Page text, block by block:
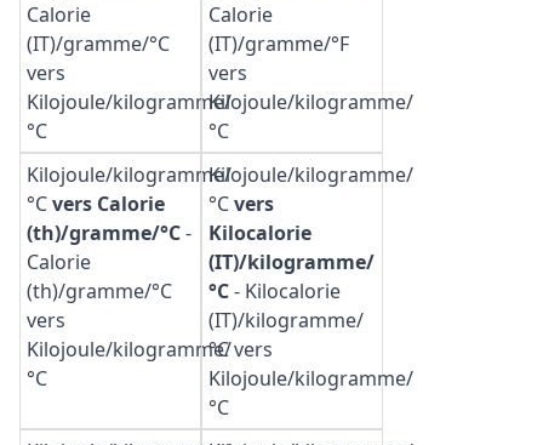
Calorie
(IT)/gramme/°C
vers
Kilojoule/kilogramme/
°C
Calorie
(IT)/gramme/°F
vers
Kilojoule/kilogramme/
°C
Kilojoule/kilogramme/
°Cvers Calorie
(th)/gramme/°C-
Calorie
(th)/gramme/°C
vers
Kilojoule/kilogramme/
°C
Kilojoule/kilogramme/
°Cvers
Kilocalorie
(IT)/kilogramme/
°C- Kilocalorie
(IT)/kilogramme/
°C vers
Kilojoule/kilogramme/
°C